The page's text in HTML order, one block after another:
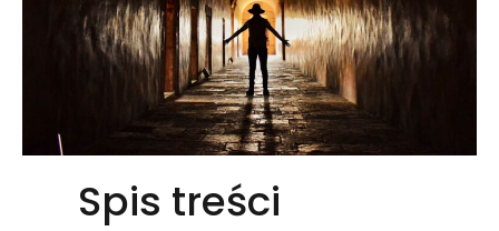
Spis treści